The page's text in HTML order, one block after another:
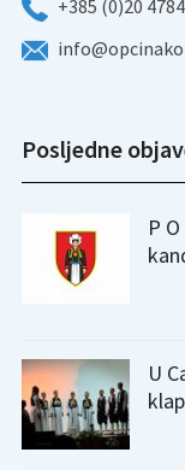
+385 (0)20
Posljedne
P
U